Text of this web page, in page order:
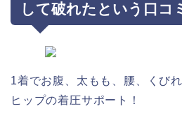
して破れたという口コ
1着でお腹、太もも、腰、くび
ヒップの着圧サポート！